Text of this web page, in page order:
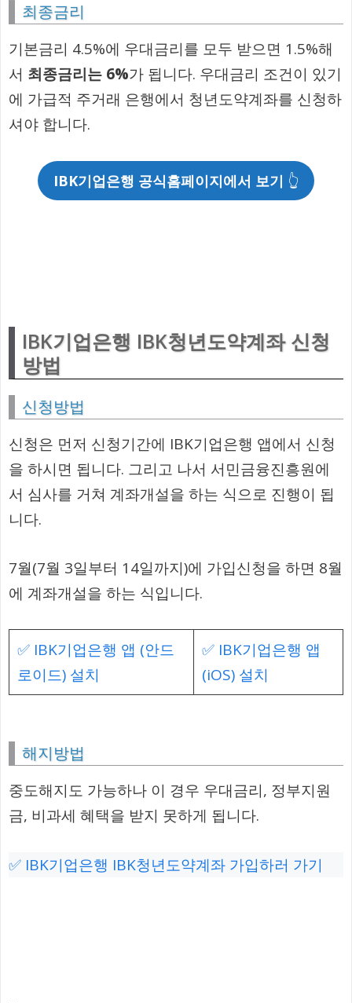
최종금리
기본금리 4.5%에 우대금리를 모두 받으면 1.5%해
서 최종금리는 6%가 됩니다. 우대금리 조건이 있기
에 가급적 주거래 은행에서 청년도약계좌를 신청하
셔야 합니다.
IBK기업은행 공식홈페이지에서 보기 👆
IBK기업은행 IBK청년도약계좌 신청
방법
신청방법
신청은 먼저 신청기간에 IBK기업은행 앱에서 신청
을 하시면 됩니다. 그리고 나서 서민금융진흥원에
서 심사를 거쳐 계좌개설을 하는 식으로 진행이 됩
니다.
7월(7월 3일부터 14일까지)에 가입신청을 하면 8월
에 계좌개설을 하는 식입니다.
✅ IBK기업은행 앱 (안드
로이드) 설치
✅ IBK기업은행 앱
(iOS) 설치
해지방법
중도해지도 가능하나 이 경우 우대금리, 정부지원
금, 비과세 혜택을 받지 못하게 됩니다.
✅ IBK기업은행 IBK청년도약계좌 가입하러 가기